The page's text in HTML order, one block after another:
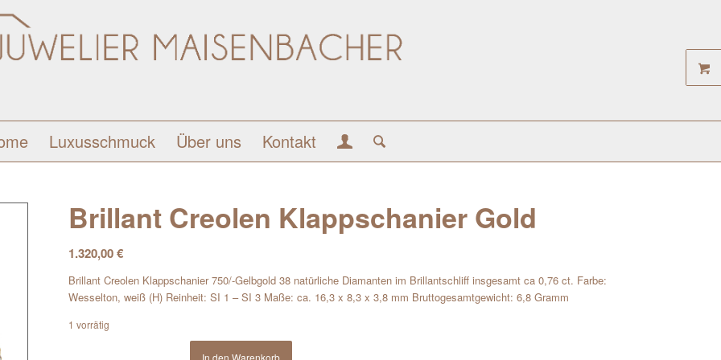
Luxusschmuck Über uns Kontakt
Brillant Creolen Klappschanier Gold
1.320,00€
Brillant Creolen Klappschanier 750/-Gelbgold 38 natürliche Diamanten im Brillantschliff insgesamt ca 0,76 ct. Farbe:
Wesselton, weiß (H) Reinheit: SI 1 – SI 3 Maße: ca. 16,3 x 8,3 x 3,8 mm Bruttogesamtgewicht: 6,8 Gramm
1 vorrätig